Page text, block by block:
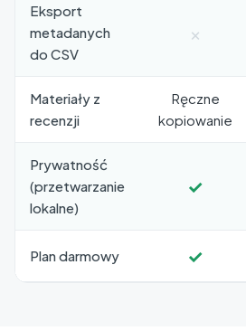
Eksport
metadanych
do CSV
×
Materiały z
recenzji
Ręczne
kopiowanie
Prywatność
(przetwarzanie
lokalne)
✓
Plan darmowy ✓